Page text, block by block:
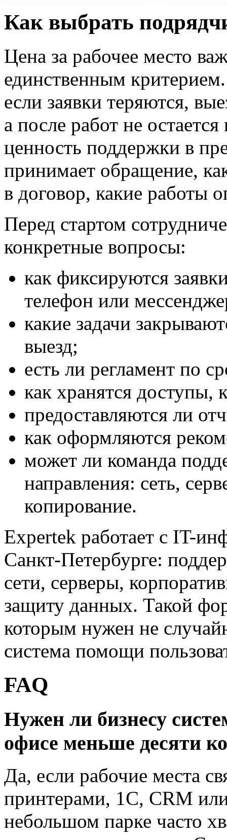
Как выбрать
Цена за рабочее место
единственным
если заявки теряются,
а после работ не
ценность поддержки в
принимает обращение,
в договор, какие работы
Перед стартом
конкретные вопросы:
как фиксируются
телефон или
какие задачи
выезд;
есть ли регламент по
как хранятся доступы,
предоставляются ли
как оформляются
может ли команда
направления: сеть,
копирование.
Expertek работает с IT-
Санкт-Петербурге:
сети, серверы,
защиту данных. Такой
которым нужен не
система помощи
FAQ
Нужен ли бизнесу
офисе меньше десяти
Да, если рабочие места
принтерами, 1С, CRM
небольшом парке часто